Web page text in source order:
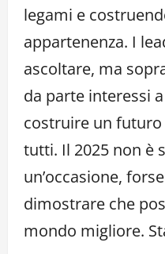
legami e
appartenenza. I
ascoltare, ma
da parte interessi
costruire un
tutti. Il 2025 non è
un’occasione,
dimostrare che
mondo migliore.